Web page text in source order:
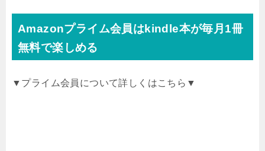
Amazonプライム会員はkindle本が毎月1冊
無料で楽しめる
▼プライム会員について詳しくはこちら▼